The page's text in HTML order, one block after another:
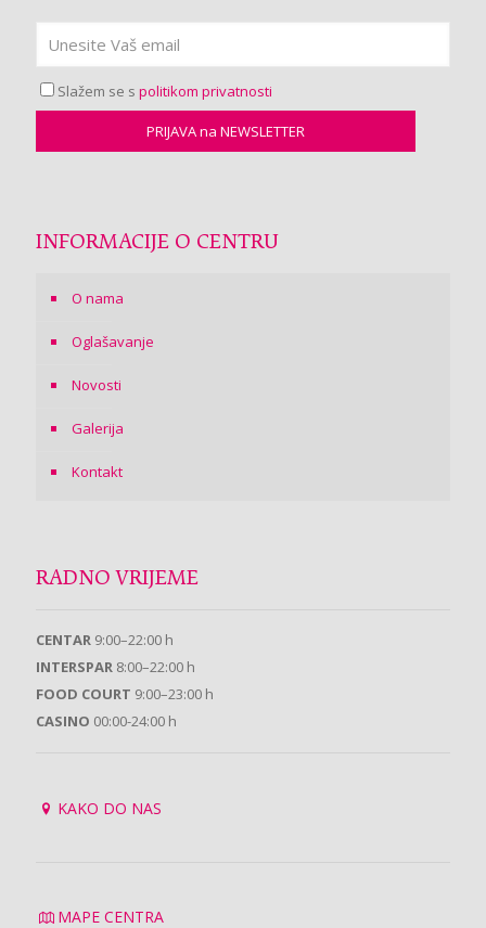
Slažem se s politikom privatnosti
INFORMACIJE O CENTRU
O nama
Oglašavanje
Novosti
Galerija
Kontakt
RADNO VRIJEME
CENTAR 9:00–22:00 h
INTERSPAR 8:00–22:00 h
FOOD COURT 9:00–23:00 h
CASINO 00:00-24:00 h
KAKO DO NAS
MAPE CENTRA